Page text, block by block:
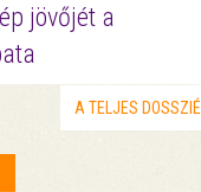
jövőjét a
A TELJES DOSSZIÉ